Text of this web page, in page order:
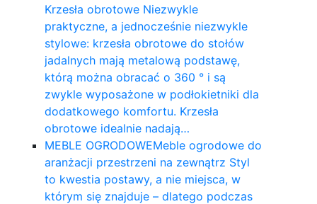
Krzesła obrotowe Niezwykle
praktyczne, a jednocześnie niezwykle
stylowe: krzesła obrotowe do stołów
jadalnych mają metalową podstawę,
którą można obracać o 360 ° i są
zwykle wyposażone w podłokietniki dla
dodatkowego komfortu. Krzesła
obrotowe idealnie nadają…
MEBLE OGRODOWEMeble ogrodowe do
aranżacji przestrzeni na zewnątrz Styl
to kwestia postawy, a nie miejsca, w
którym się znajduje – dlatego podczas